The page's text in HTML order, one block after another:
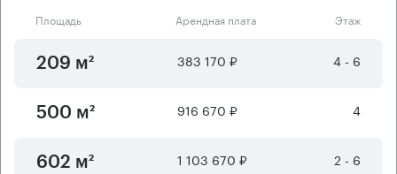
Площадь Арендная плата Этаж
209 м² 383 170 ₽ 4 - 6
500 м² 916 670 ₽ 4
602 м² 1 103 670 ₽ 2 - 6